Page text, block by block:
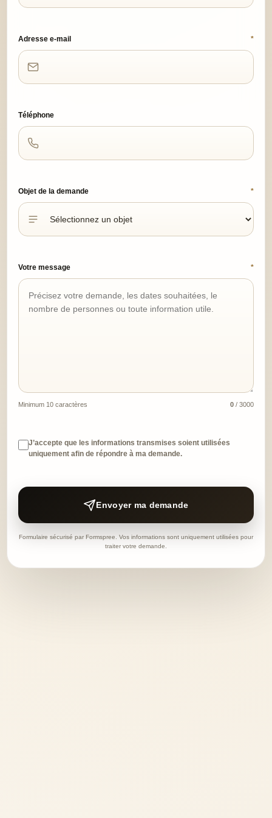
Adresse e-mail *
Téléphone
Objet de la demande *
Votre message *
Minimum 10 caractères 0 / 3000
J’accepte que les informations transmises soient utilisées
uniquement afin de répondre à ma demande.
Envoyer ma demande
Formulaire sécurisé par Formspree. Vos informations sont uniquement utilisées pour
traiter votre demande.